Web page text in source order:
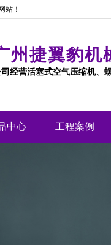
站！
州捷翼豹机
经营活塞式空气压缩机、
中心 工程案例